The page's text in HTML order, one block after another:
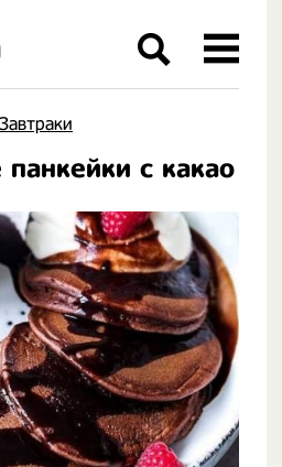
Завтраки
с какао